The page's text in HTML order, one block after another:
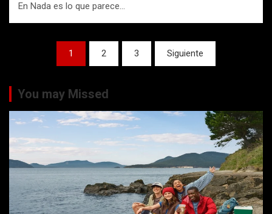
En Nada es lo que parece…
Paginación
entradas
1 2 3 Siguiente
You may Missed